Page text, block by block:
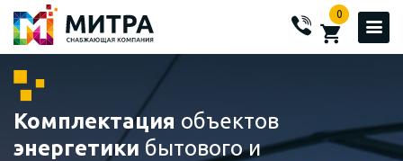
0
Комплектация объектов
энергетики бытового и